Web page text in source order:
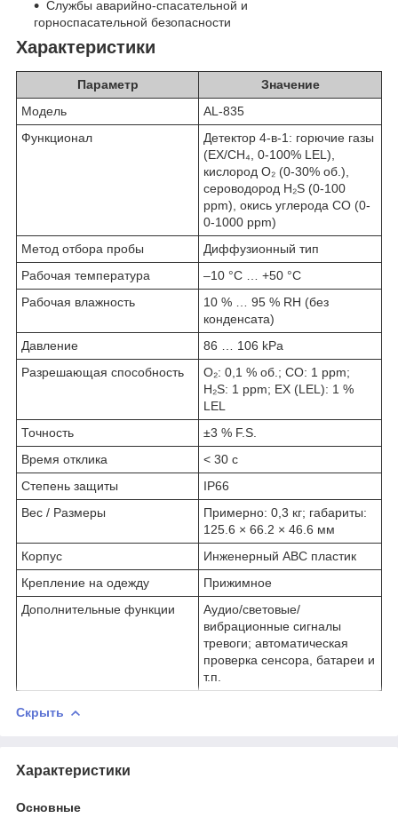
Службы аварийно-спасательной и
горноспасательной безопасности
Характеристики
Параметр
Значение
Модель
AL-835
Функционал
Детектор 4-в-1: горючие газы
(EX/CH₄, 0-100% LEL),
кислород O₂ (0-30% об.),
сероводород H₂S (0-100
ppm), окись углерода CO (0-
0-1000 ppm)
Метод отбора пробы
Диффузионный тип
Рабочая температура
–10 °C … +50 °C
Рабочая влажность
10 % … 95 % RH (без
конденсата)
Давление
86 … 106 kPa
Разрешающая способность
O₂: 0,1 % об.; CO: 1 ppm;
H₂S: 1 ppm; EX (LEL): 1 %
LEL
Точность
±3 % F.S.
Время отклика
< 30 с
Степень защиты
IP66
Вес / Размеры
Примерно: 0,3 кг; габариты:
125.6 × 66.2 × 46.6 мм
Корпус
Инженерный АВС пластик
Крепление на одежду
Прижимное
Дополнительные функции
Аудио/световые/
вибрационные сигналы
тревоги; автоматическая
проверка сенсора, батареи и
т.п.
Скрыть
Характеристики
Основные